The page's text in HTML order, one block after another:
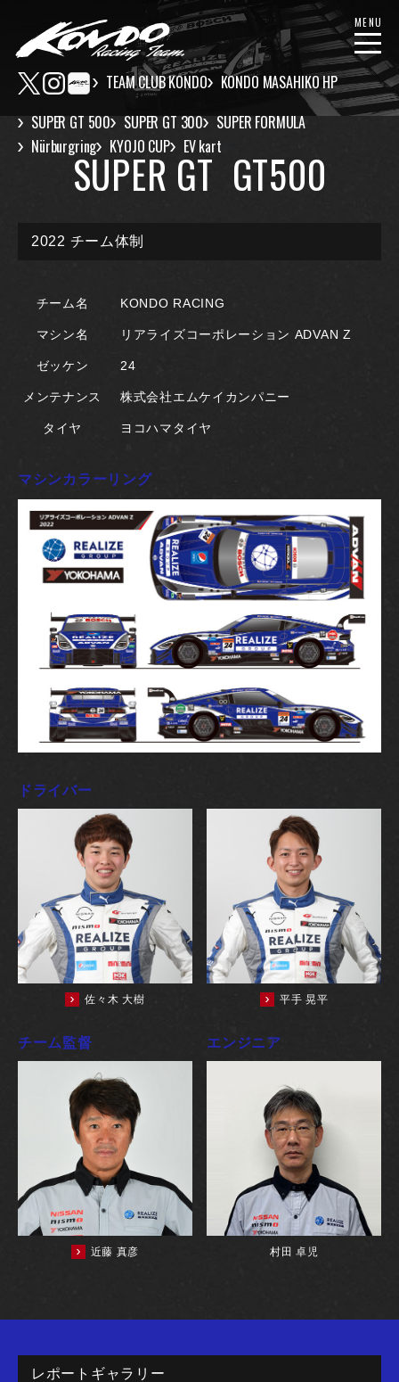
TEAM CLUB KONDO KONDO MASAHIKO HP
MENU
SUPER GT 500 SUPER GT 300
SUPER FORMULA
Nürburgring
KYOJO CUP EV kart
SUPER GT GT500
2022 チーム体制
チーム名 KONDO RACING
マシン名 リアライズコーポレーション ADVAN Z
ゼッケン 24
メンテナンス 株式会社エムケイカンパニー
タイヤ ヨコハマタイヤ
マシンカラーリング
ドライバー
佐々木 大樹 平手 晃平
チーム監督
近藤 真彦
エンジニア
村田 卓児
レポートギャラリー